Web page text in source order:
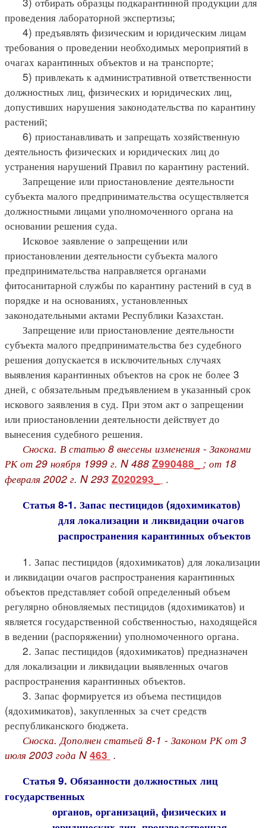
проведения лабораторной экспертизы;
4) предъявлять физическим и юридическим лицам
требования о проведении необходимых мероприятий в
очагах карантинных объектов и на транспорте;
5) привлекать к административной ответственности
должностных лиц, физических и юридических лиц,
допустивших нарушения законодательства по карантину
растений;
6) приостанавливать и запрещать хозяйственную
деятельность физических и юридических лиц до
устранения нарушений Правил по карантину растений.
Запрещение или приостановление деятельности
субъекта малого предпринимательства осуществляется
должностными лицами уполномоченного органа на
основании решения суда.
Исковое заявление о запрещении или
приостановлении деятельности субъекта малого
предпринимательства направляется органами
фитосанитарной службы по карантину растений в суд в
порядке и на основаниях, установленных
законодательными актами Республики Казахстан.
Запрещение или приостановление деятельности
субъекта малого предпринимательства без судебного
решения допускается в исключительных случаях
выявления карантинных объектов на срок не более 3
дней, с обязательным предъявлением в указанный срок
искового заявления в суд. При этом акт о запрещении
или приостановлении деятельности действует до
вынесения судебного решения.
Сноска. В статью 8 внесены изменения - Законами
РК от 29 ноября 1999 г. N 488 Z990488_ ; от 18
февраля 2002 г. N 293 Z020293_ .
Статья 8-1. Запас пестицидов (ядохимикатов)
для локализации и ликвидации очагов
распространения карантинных объектов
1. Запас пестицидов (ядохимикатов) для локализации
и ликвидации очагов распространения карантинных
объектов представляет собой определенный объем
регулярно обновляемых пестицидов (ядохимикатов) и
является государственной собственностью, находящейся
в ведении (распоряжении) уполномоченного органа.
2. Запас пестицидов (ядохимикатов) предназначен
для локализации и ликвидации выявленных очагов
распространения карантинных объектов.
3. Запас формируется из объема пестицидов
(ядохимикатов), закупленных за счет средств
республиканского бюджета.
Сноска. Дополнен статьей 8-1 - Законом РК от 3
июля 2003 года N 463 .
Статья 9. Обязанности должностных лиц
государственных
органов, организаций, физических и